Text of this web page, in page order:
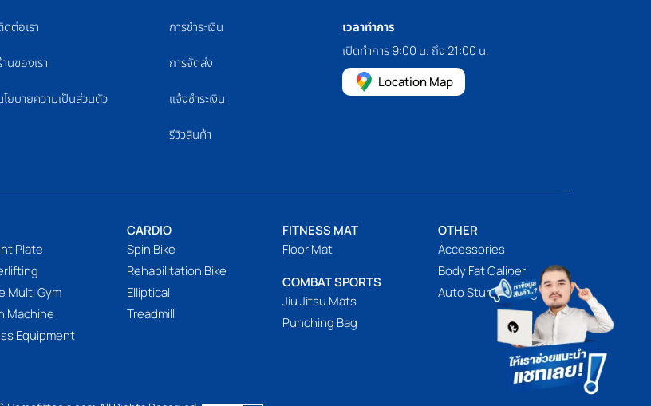
ดต่อเรา
นของเรา
โยบายความเป็นส่วนตัว
การชำระเงิน
การจัดส่ง
แจ้งชำระเงิน
รีวิวสินค้า
เวลาทำการ
เปิดทำการ 9:00 น. ถึง 21:00 น.
Location Map
Plate
Multi Gym
Machine
Equipment
CARDIO
Spin Bike
Rehabilitation Bike
Elliptical
Treadmill
FITNESS MAT
Floor Mat
COMBAT SPORTS
Jiu Jitsu Mats
Punching Bag
OTHER
Accessories
Body Fat Caliper
Auto Sturring Mug